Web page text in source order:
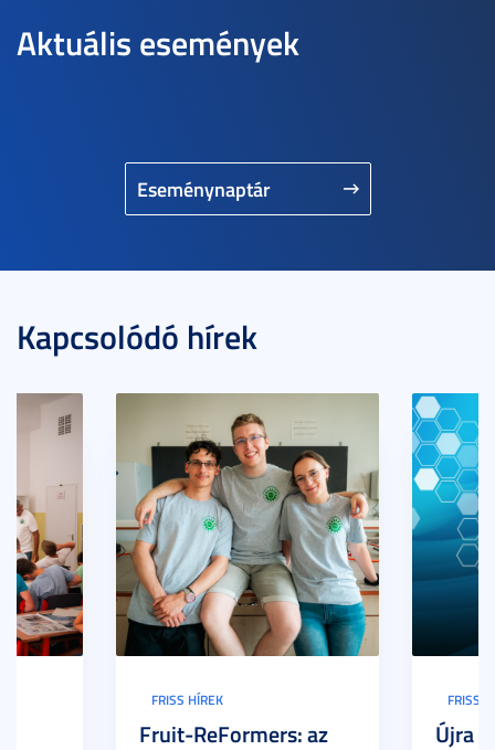
Aktuális események
Eseménynaptár
Kapcsolódó hírek
FRISS HÍREK
Fruit-ReFormers: az
FRISS
Újra